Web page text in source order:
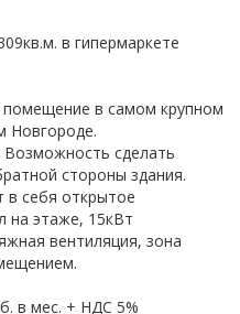
в гипермаркете
помещение в самом крупном
Новгороде.
сделать
стороны здания.
в себя открытое
на этаже, 15кВт
вентиляция, зона
в мес. + НДС 5%